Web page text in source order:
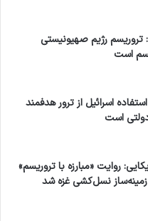
نام مستعار عطاءاله)
تروریسم رژیم صهیونیستی
است
اسرائیل از ترور هدفمند
است
روایت «مبارزه با تروریسم»